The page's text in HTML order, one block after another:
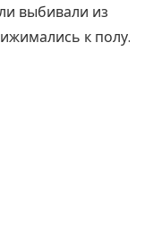
выбивали из
к полу.